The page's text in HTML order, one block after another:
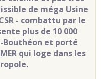
de méga Usine
- combattu par le
plus de 10 000
Bouthéon et porté
qui loge dans les